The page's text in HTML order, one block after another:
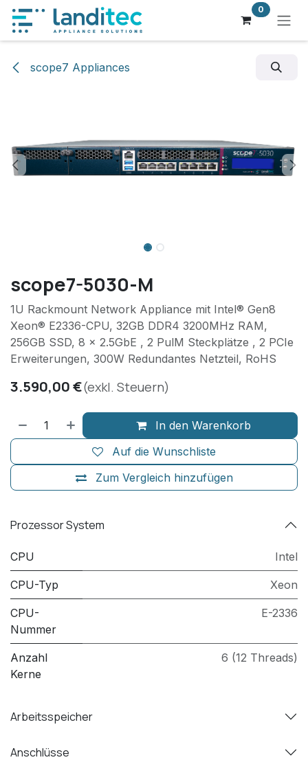
Zum Inhalt springen 0
scope7 Appliances
scope7-5030-M
1U Rackmount Network Appliance mit Intel® Gen8
Xeon® E2336-CPU, 32GB DDR4 3200MHz RAM,
256GB SSD, 8 x 2.5GbE , 2 PulM Steckplätze , 2 PCIe
Erweiterungen, 300W Redundantes Netzteil, RoHS
3.590,00€(exkl. Steuern)
In den Warenkorb
Zum Vergleich hinzufügen
Auf die Wunschliste
Prozessor System
CPU Intel
CPU-Typ Xeon
CPU-
Nummer
E-2336
Anzahl
Kerne
6 (12 Threads)
Arbeitsspeicher
Anschlüsse